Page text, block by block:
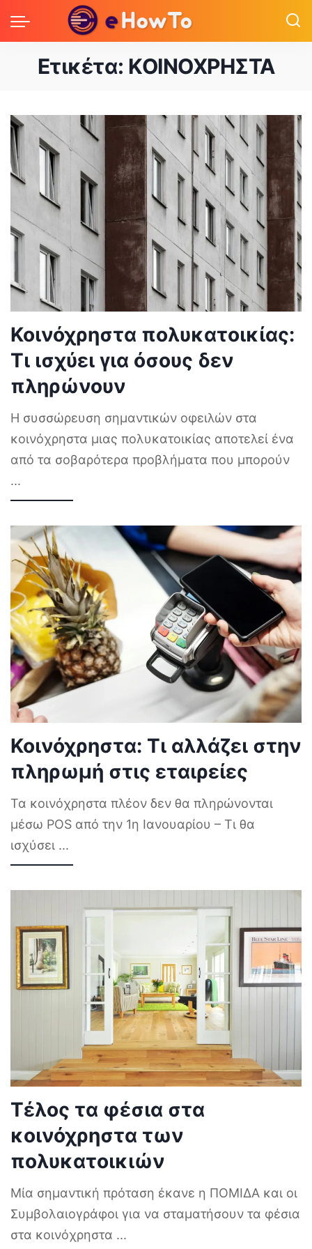
Ετικέτα: ΚΟΙΝΟΧΡΗΣΤΑ
Κοινόχρηστα πολυκατοικίας:
Τι ισχύει για όσους δεν
πληρώνουν
Η συσσώρευση σημαντικών οφειλών στα
κοινόχρηστα μιας πολυκατοικίας αποτελεί ένα
από τα σοβαρότερα προβλήματα που μπορούν
...
Κοινόχρηστα: Τι αλλάζει στην
πληρωμή στις εταιρείες
Τα κοινόχρηστα πλέον δεν θα πληρώνονται
μέσω POS από την 1η Ιανουαρίου – Τι θα
ισχύσει ...
Τέλος τα φέσια στα
κοινόχρηστα των
πολυκατοικιών
Μία σημαντική πρόταση έκανε η ΠΟΜΙΔΑ και οι
Συμβολαιογράφοι για να σταματήσουν τα φέσια
στα κοινόχρηστα ...